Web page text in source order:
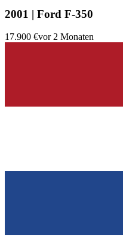
2001 | Ford F-350
17.900 €vor 2 Monaten